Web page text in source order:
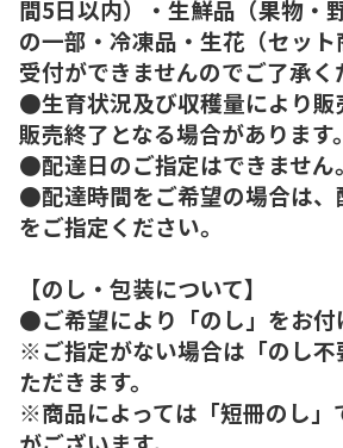
間5日以内）・生鮮品（果物・
の一部・冷凍品・生花（セッ
受付ができませんのでご了承く
●生育状況及び収穫量により販
販売終了となる場合があります。
●配達日のご指定はできません。
●配達時間をご希望の場合は、
をご指定ください。
【のし・包装について】
●ご希望により「のし」をお付
※ご指定がない場合は「のし不
ただきます。
※商品によっては「短冊のし」